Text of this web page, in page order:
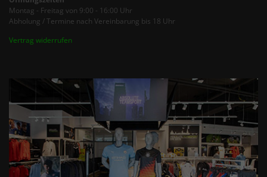
Montag - Freitag von 9:00 - 16:00 Uhr
Abholung / Termine nach Vereinbarung bis 18 Uhr
Vertrag widerrufen